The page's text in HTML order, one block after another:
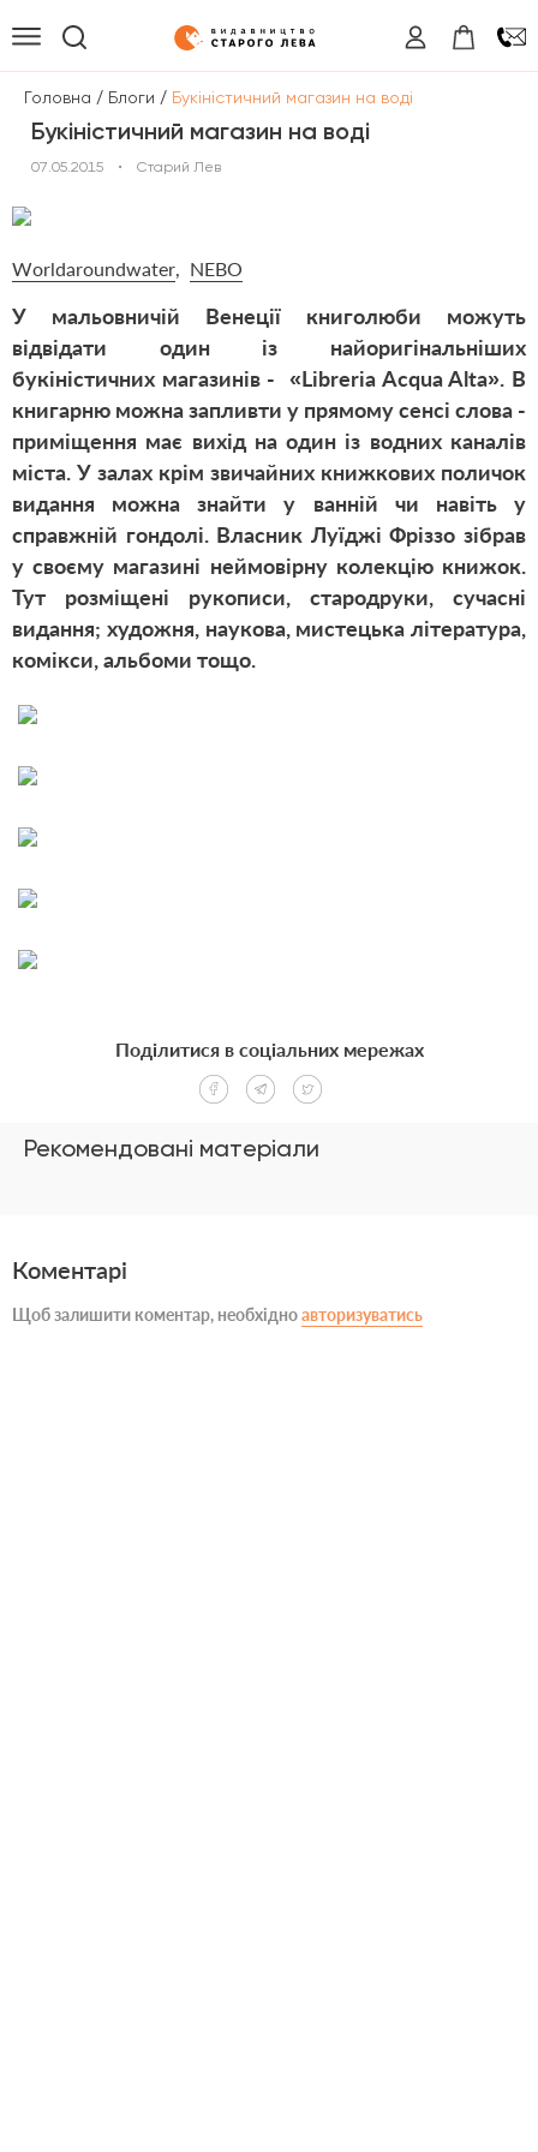
Головна / Блоги / Букіністичний магазин на воді
Букіністичний магазин на воді
07.05.2015 • Старий Лев
Worldaroundwater, NEBO
У мальовничій Венеції книголюби можуть
відвідати один із найоригінальніших
букіністичних магазинів - «Libreria Acqua Alta». В
книгарню можна запливти у прямому сенсі слова -
приміщення має вихід на один із водних каналів
міста. У залах крім звичайних книжкових поличок
видання можна знайти у ванній чи навіть у
справжній гондолі. Власник Луїджі Фріззо зібрав
у своєму магазині неймовірну колекцію книжок.
Тут розміщені рукописи, стародруки, сучасні
видання; художня, наукова, мистецька література,
комікси, альбоми тощо.
Рекомендовані матеріали
Поділитися в соціальних мережах
Коментарі
Щоб залишити коментар, необхідноавторизуватись